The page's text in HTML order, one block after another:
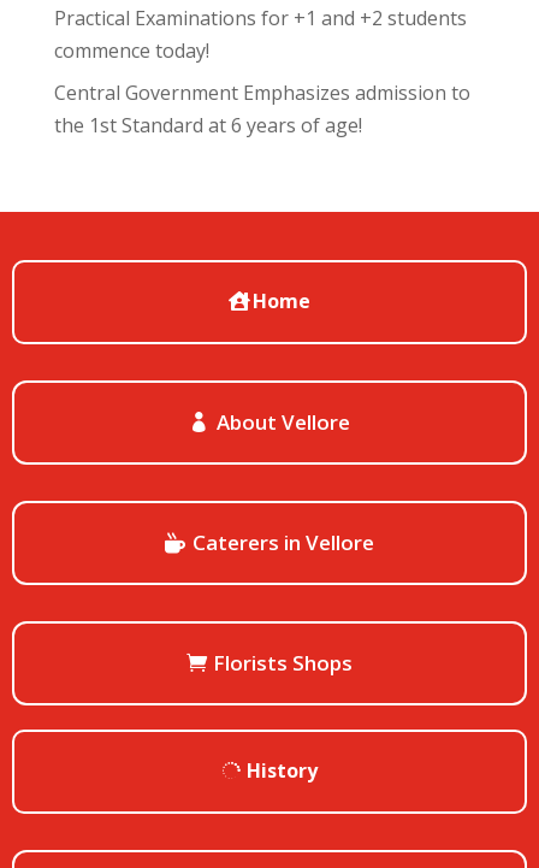
Practical Examinations for +1 and +2 students
commence today!
Central Government Emphasizes admission to
the 1st Standard at 6 years of age!
Home
About Vellore
Caterers in Vellore
Florists Shops
History